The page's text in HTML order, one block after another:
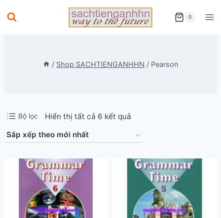
to
0
/ Shop SACHTIENGANHHN / Pearson
Bộ lọc Hiển thị tất cả 6 kết quảĐã
xếp
theo
mới
nhất